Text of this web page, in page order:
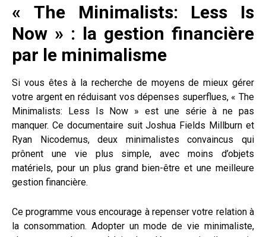
« The Minimalists: Less Is
Now » : la gestion financière
par le minimalisme
Si vous êtes à la recherche de moyens de mieux gérer
votre argent en réduisant vos dépenses superflues, « The
Minimalists: Less Is Now » est une série à ne pas
manquer. Ce documentaire suit Joshua Fields Millburn et
Ryan Nicodemus, deux minimalistes convaincus qui
prônent une vie plus simple, avec moins d’objets
matériels, pour un plus grand bien-être et une meilleure
gestion financière.
Ce programme vous encourage à repenser votre relation à
la consommation. Adopter un mode de vie minimaliste,